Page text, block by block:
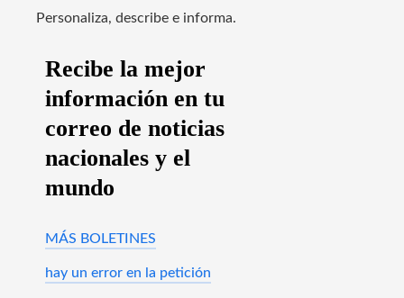
Personaliza, describe e informa.
Recibe la mejor
información en tu
correo de noticias
nacionales y el
mundo
MÁS BOLETINES
hay un error en la petición